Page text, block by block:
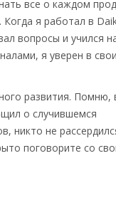
все о каждом
я работал в
вопросы и учился
я уверен в
развития. Помню,
о случившемся
никто не
поговорите со